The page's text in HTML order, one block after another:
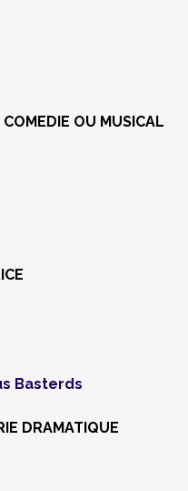
OU MUSICAL
Basterds
DRAMATIQUE